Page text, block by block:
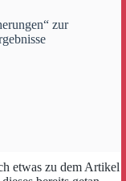
zur
etwas zu dem Artikel